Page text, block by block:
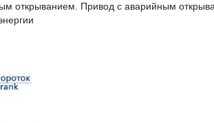
открыванием. Привод с аварийным